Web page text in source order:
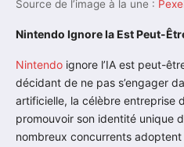
Source de l’image à la une :
Nintendo Ignore Ia Est Peut-
Nintendo ignore l’IA est peut-
décidant de ne pas s’engager
artificielle, la célèbre entreprise
promouvoir son identité unique
nombreux concurrents